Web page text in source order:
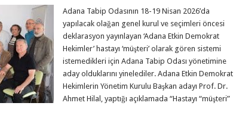
Adana Tabip Odasının 18-19 Nisan 2026’da
yapılacak olağan genel kurul ve seçimleri öncesi
deklarasyon yayınlayan ‘Adana Etkin Demokrat
Hekimler’ hastayı ‘müşteri’ olarak gören sistemi
istemedikleri için Adana Tabip Odası yönetimine
aday olduklarını yinelediler. Adana Etkin Demokrat
Hekimlerin Yönetim Kurulu Başkan adayı Prof. Dr.
Ahmet Hilal, yaptığı açıklamada “Hastayı “müşteri”